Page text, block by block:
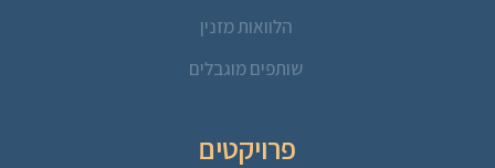
הלוואות מזנין
שותפים מוגבלים
פרויקטים